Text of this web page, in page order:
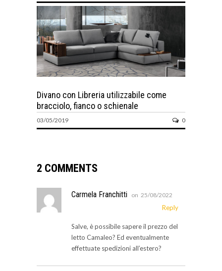
Divano con Libreria utilizzabile come
bracciolo, fianco o schienale
03/05/2019 0
2 COMMENTS
Carmela Franchitti on 25/08/2022
Reply
Salve, è possibile sapere il prezzo del
letto Camaleo? Ed eventualmente
effettuate spedizioni all’estero?